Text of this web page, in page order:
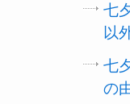
七
以
七
の